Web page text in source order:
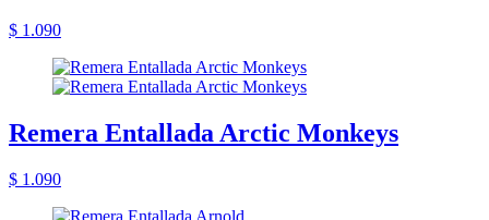
$ 1.090
Remera Entallada Arctic Monkeys
$ 1.090